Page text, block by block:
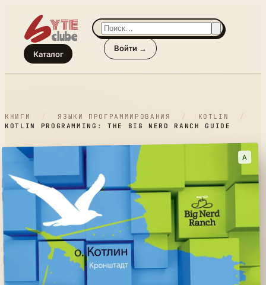
Каталог
Войти →
КНИГИ / ЯЗЫКИ ПРОГРАММИРОВАНИЯ / KOTLIN
/
KOTLIN PROGRAMMING: THE BIG NERD RANCH GUIDE
A